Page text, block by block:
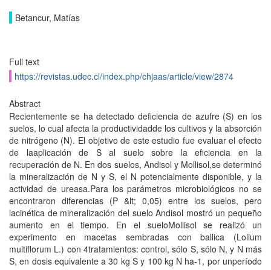
Betancur, Matías
Full text
https://revistas.udec.cl/index.php/chjaas/article/view/2874
Abstract
Recientemente se ha detectado deficiencia de azufre (S) en los
suelos, lo cual afecta la productividadde los cultivos y la absorción
de nitrógeno (N). El objetivo de este estudio fue evaluar el efecto
de laaplicación de S al suelo sobre la eficiencia en la
recuperación de N. En dos suelos, Andisol y Mollisol,se determinó
la mineralización de N y S, el N potencialmente disponible, y la
actividad de ureasa.Para los parámetros microbiológicos no se
encontraron diferencias (P &lt; 0,05) entre los suelos, pero
lacinética de mineralización del suelo Andisol mostró un pequeño
aumento en el tiempo. En el sueloMollisol se realizó un
experimento en macetas sembradas con ballica (Lolium
multiflorum L.) con 4tratamientos: control, sólo S, sólo N, y N más
S, en dosis equivalente a 30 kg S y 100 kg N ha-1, por unperíodo